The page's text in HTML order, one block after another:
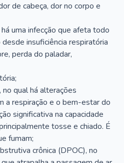
de cabeça, dor no corpo e
uma infecção que afeta todo
insuficiência respiratória
perda do paladar,
qual há alterações
a respiração e o bem-estar do
significativa na capacidade
tosse e chiado. É
fumam;
crônica (DPOC), no